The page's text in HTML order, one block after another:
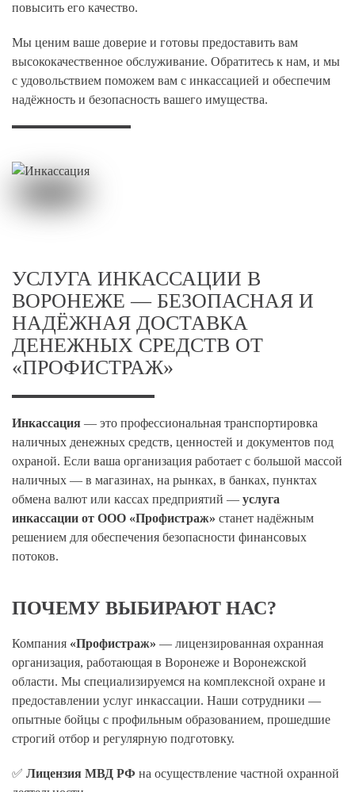
повысить его качество.
Мы ценим ваше доверие и готовы предоставить вам
высококачественное обслуживание. Обратитесь к нам, и мы
с удовольствием поможем вам с инкассацией и обеспечим
надёжность и безопасность вашего имущества.
УСЛУГА ИНКАССАЦИИ В
ВОРОНЕЖЕ — БЕЗОПАСНАЯ И
НАДЁЖНАЯ ДОСТАВКА
ДЕНЕЖНЫХ СРЕДСТВ ОТ
«ПРОФИСТРАЖ»
Инкассация — это профессиональная транспортировка
наличных денежных средств, ценностей и документов под
охраной. Если ваша организация работает с большой массой
наличных — в магазинах, на рынках, в банках, пунктах
обмена валют или кассах предприятий — услуга
инкассации от ООО «Профистраж» станет надёжным
решением для обеспечения безопасности финансовых
потоков.
ПОЧЕМУ ВЫБИРАЮТ НАС?
Компания «Профистраж» — лицензированная охранная
организация, работающая в Воронеже и Воронежской
области. Мы специализируемся на комплексной охране и
предоставлении услуг инкассации. Наши сотрудники —
опытные бойцы с профильным образованием, прошедшие
строгий отбор и регулярную подготовку.
✅ Лицензия МВД РФ на осуществление частной охранной